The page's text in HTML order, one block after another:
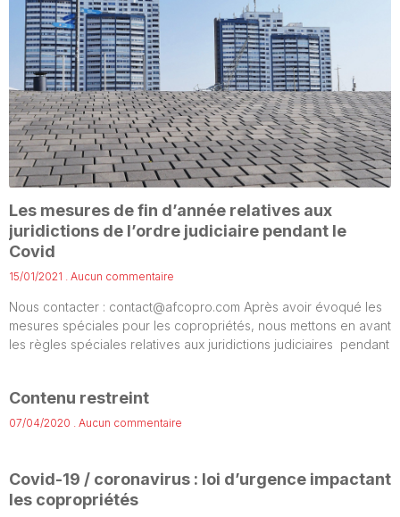
Les mesures de fin d’année relatives aux
juridictions de l’ordre judiciaire pendant le
Covid
15/01/2021 Aucun commentaire
Nous contacter : contact@afcopro.com Après avoir évoqué les
mesures spéciales pour les copropriétés, nous mettons en avant
les règles spéciales relatives aux juridictions judiciaires pendant
Contenu restreint
07/04/2020 Aucun commentaire
Covid-19 / coronavirus : loi d’urgence impactant
les copropriétés